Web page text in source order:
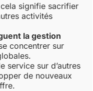
signifie sacrifier
activités
la gestion
concentrer sur
service sur d’autres
de nouveaux